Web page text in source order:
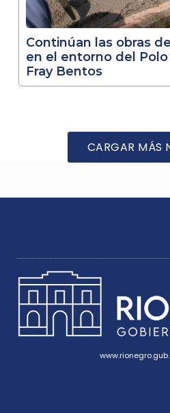
Continúan las obras
en el entorno del
Fray Bentos
CARGAR MÁS